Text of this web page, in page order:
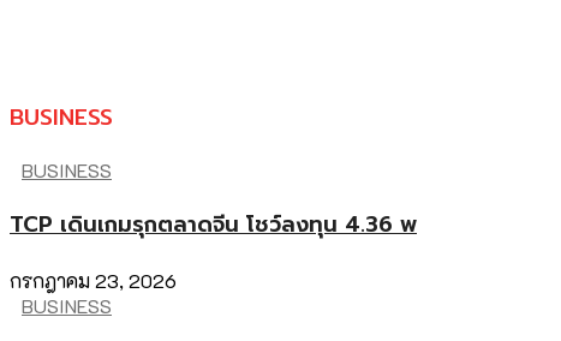
BUSINESS
BUSINESS
TCP เดินเกมรุกตลาดจีน โชว์ลงทุน 4.36 พ
กรกฎาคม 23, 2026
BUSINESS